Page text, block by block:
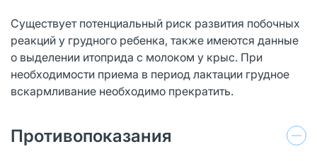
Существует потенциальный риск развития побочных
реакций у грудного ребенка, также имеются данные
о выделении итоприда с молоком у крыс. При
необходимости приема в период лактации грудное
вскармливание необходимо прекратить.
Противопоказания